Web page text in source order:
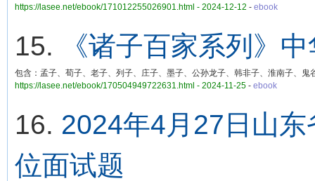
https://lasee.net/ebook/171012255026901.html - 2024-12-12 - ebook
15. 《诸子百家系列》
包含：孟子、荀子、老子、列子、庄子、墨子、公孙龙子、韩非子、淮南子、
https://lasee.net/ebook/170504949722631.html - 2024-11-25 - ebook
16. 2024年4月27日山
位面试题